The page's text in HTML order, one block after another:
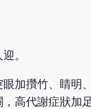
。
眼加攢竹、睛明
，高代謝症狀加